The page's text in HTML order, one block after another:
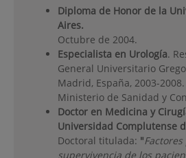
Diploma de Honor de la
Aires.
Octubre de 2004.
Especialista en Urología.
General Universitario
Madrid, España, 2003-2008.
Ministerio de Sanidad y
Doctor en Medicina y
Universidad Complutense
Doctoral titulada: "Factores
supervivencia de los